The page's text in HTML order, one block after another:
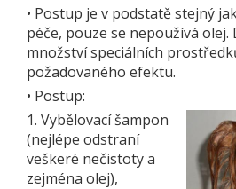
• Postup je v podstatě stejný
péče, pouze se nepoužívá olej.
množství speciálních
požadovaného efektu.
• Postup:
1. Vybělovací šampon
(nejlépe odstraní
veškeré nečistoty a
zejména olej),